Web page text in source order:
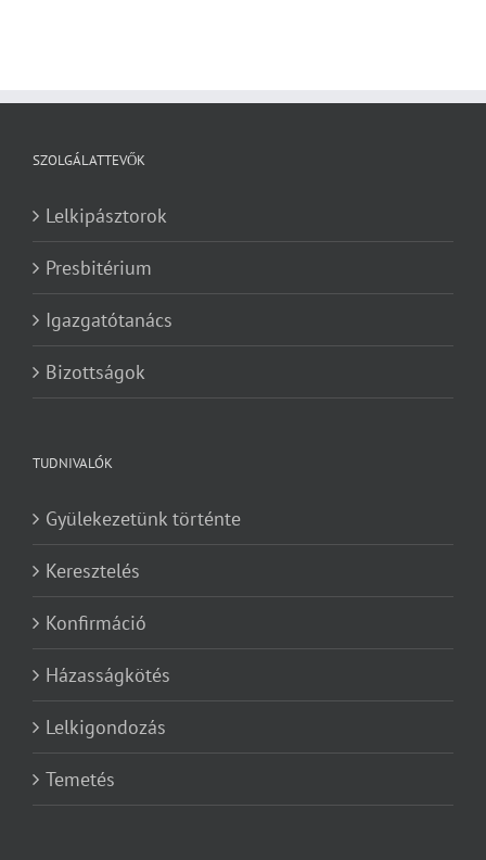
SZOLGÁLATTEVŐK
Lelkipásztorok
Presbitérium
Igazgatótanács
Bizottságok
TUDNIVALÓK
Gyülekezetünk történte
Keresztelés
Konfirmáció
Házasságkötés
Lelkigondozás
Temetés